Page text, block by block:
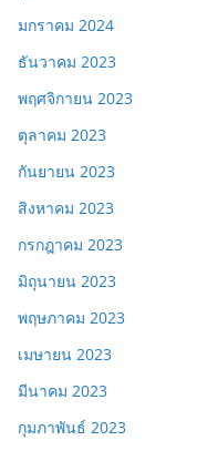
มกราคม 2024
ธันวาคม 2023
พฤศจิกายน 2023
ตุลาคม 2023
กันยายน 2023
สิงหาคม 2023
กรกฎาคม 2023
มิถุนายน 2023
พฤษภาคม 2023
เมษายน 2023
มีนาคม 2023
กุมภาพันธ์ 2023